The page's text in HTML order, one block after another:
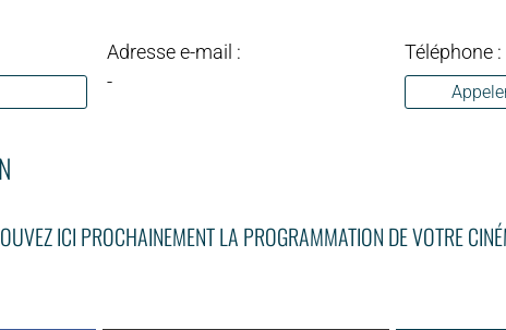
Adresse e-mail :
-
Téléphone :
ICI PROCHAINEMENT LA PROGRAMMATION DE VOTRE